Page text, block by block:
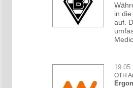
in
auf.
OTH